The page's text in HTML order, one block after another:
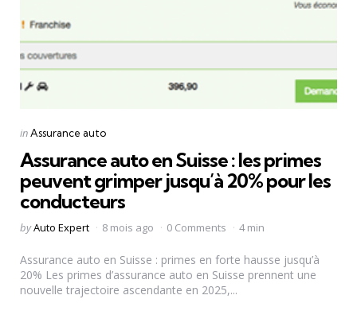
Categories
Posted
inAssurance auto
Assurance auto en Suisse : les primes
peuvent grimper jusqu’à 20% pour les
conducteurs
Posted
byAuto Expert 8 mois ago 0 Comments 4 min
Assurance auto en Suisse : primes en forte hausse jusqu’à
20% Les primes d’assurance auto en Suisse prennent une
nouvelle trajectoire ascendante en 2025,...